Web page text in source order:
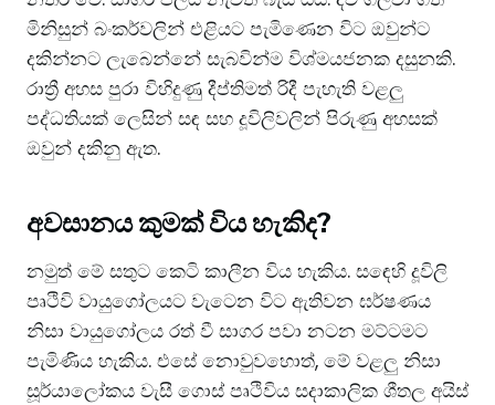
මිනිසුන් බංකර්වලින් එළියට පැමිණෙන විට ඔවුන්ට
දකින්නට ලැබෙන්නේ සැබවින්ම විශ්මයජනක දසුනකි.
රාත්‍රී අහස පුරා විහිදුණු දීප්තිමත් රිදී පැහැති වළලු
පද්ධතියක් ලෙසින් සඳ සහ දූවිලිවලින් පිරුණු අහසක්
ඔවුන් දකිනු ඇත.
අවසානය කුමක් විය හැකිද?
නමුත් මේ සතුට කෙටි කාලීන විය හැකිය. සඳෙහි දූවිලි
පෘථිවි වායුගෝලයට වැටෙන විට ඇතිවන ඝර්ෂණය
නිසා වායුගෝලය රත් වී සාගර පවා නටන මට්ටමට
පැමිණිය හැකිය. එසේ නොවුවහොත්, මේ වළලු නිසා
සූර්යාලෝකය වැසී ගොස් පෘථිවිය සදාකාලික ශීතල අයිස්